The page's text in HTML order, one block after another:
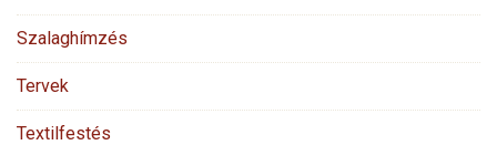
Szalaghímzés
Tervek
Textilfestés